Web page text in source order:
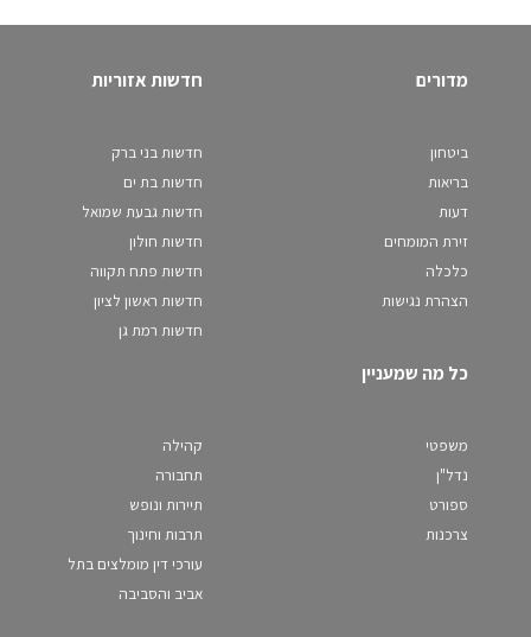
מדורים
ביטחון
בריאות
דעות
זירת המומחים
כלכלה
הצהרת נגישות
חדשות אזוריות
חדשות בני ברק
חדשות בת ים
חדשות גבעת שמואל
חדשות חולון
חדשות פתח תקווה
חדשות ראשון לציון
חדשות רמת גן
כל מה שמעניין
משפטי
נדל"ן
ספורט
צרכנות
קהילה
תחבורה
תיירות ונופש
תרבות וחינוך
עורכי דין מומלצים בתל
אביב והסביבה